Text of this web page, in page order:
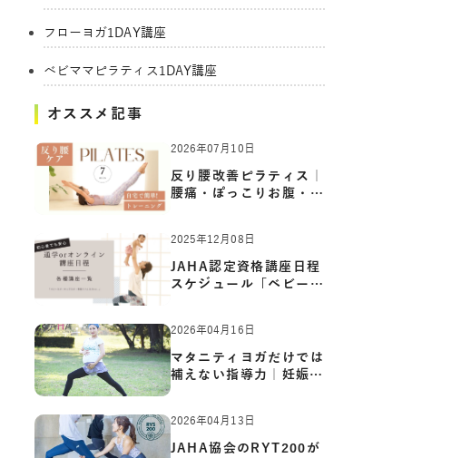
フローヨガ1DAY講座
ベビママピラティス1DAY講座
オススメ記事
2026年07月10日
反り腰改善ピラティス｜
腰痛・ぽっこりお腹・姿
2025年12月08日
JAHA認定資格講座日程
スケジュール「ベビーヨ
2026年04月16日
マタニティヨガだけでは
補えない指導力｜妊娠期
の体…
2026年04月13日
JAHA協会のRYT200が